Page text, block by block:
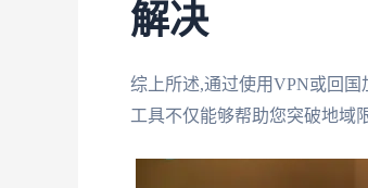
解决
综上所述,通过使用VPN或回
工具不仅能够帮助您突破地域